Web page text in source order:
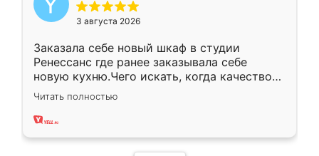
3 августа 2026
Заказала себе новый шкаф в студии
Ренессанс где ранее заказывала себе
новую кухню.Чего искать, когда качеством
вполне довольна. Служит кухня уже почти
два года, нареканий нет.
Читать полностью